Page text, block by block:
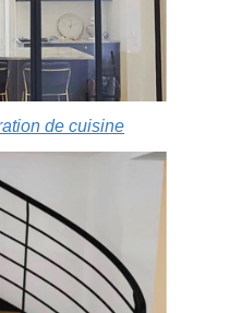
de cuisine